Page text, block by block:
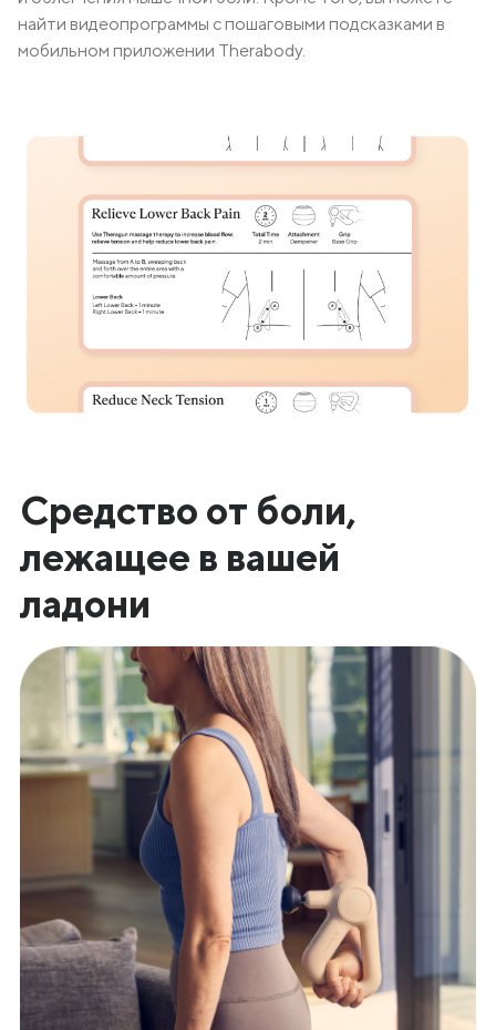
найти видеопрограммы с пошаговыми подсказками в
мобильном приложении Therabody.
Средство от боли,
лежащее в вашей
ладони